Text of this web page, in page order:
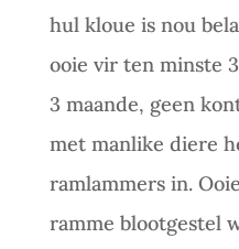
hul kloue is nou
ooie vir ten minste
3 maande, geen
met manlike diere
ramlammers in.
ramme blootgestel